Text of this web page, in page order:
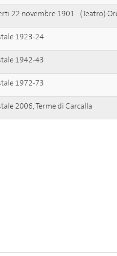
22 novembre 1901 - (Teatro)
1923-24
1942-43
1972-73
2006, Terme di Carcalla